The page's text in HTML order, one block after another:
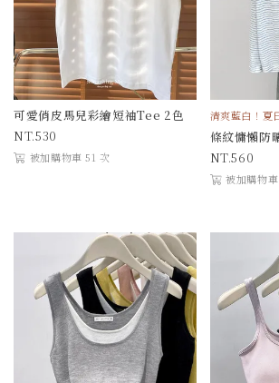
可愛俏皮馬兒彩繪短袖Tee 2色
530
被加購物車 51 次
清爽藍白！夏
條紋慵懶防
560
被加購物